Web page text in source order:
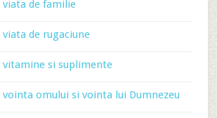
de familie
de rugaciune
vitamine si suplimente
omului si vointa lui Dumnezeu